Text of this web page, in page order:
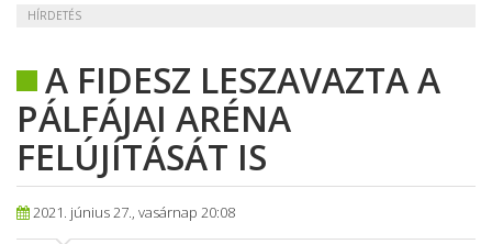
HÍRDETÉS
A FIDESZ LESZAVAZTA A
PÁLFÁJAI ARÉNA
FELÚJÍTÁSÁT IS
2021. június 27., vasárnap 20:08